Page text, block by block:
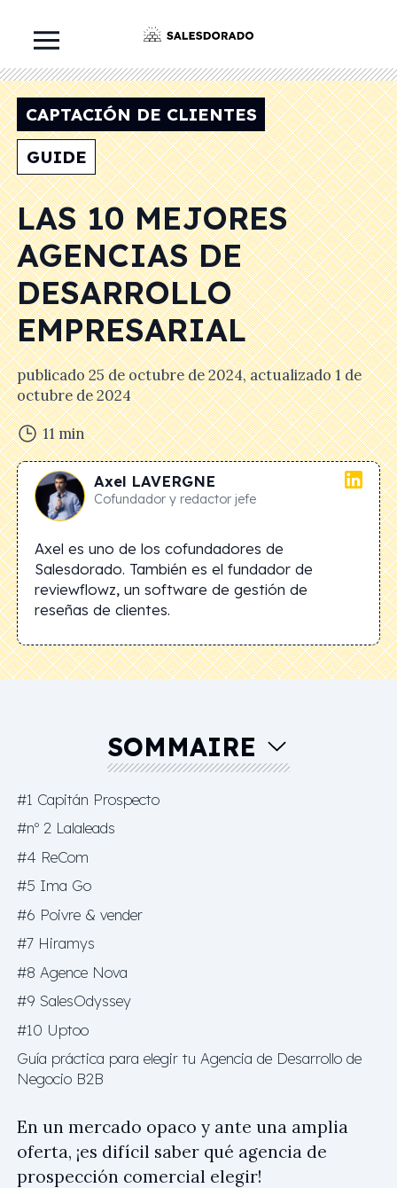
CAPTACIÓN DE CLIENTES
GUIDE
LAS 10 MEJORES
AGENCIAS DE
DESARROLLO
EMPRESARIAL
publicado25 de octubre de 2024, actualizado1 de
octubre de 2024
11 min
Axel LAVERGNE
Cofundador y redactor jefe
Axel es uno de los cofundadores de
Salesdorado. También es el fundador de
reviewflowz, un software de gestión de
reseñas de clientes.
SOMMAIRE
#1 Capitán Prospecto
#nº 2 Lalaleads
#4 ReCom
#5 Ima Go
#6 Poivre & vender
#7 Hiramys
#8 Agence Nova
#9 SalesOdyssey
#10 Uptoo
Guía práctica para elegir tu Agencia de Desarrollo de
Negocio B2B
En un mercado opaco y ante una amplia
oferta, ¡es difícil saber qué agencia de
prospección comercial elegir!